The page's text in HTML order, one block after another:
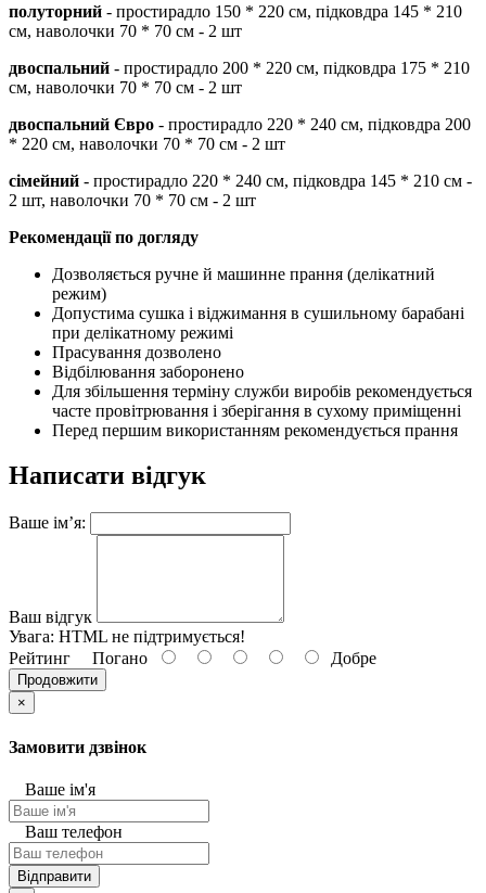
полуторний - простирадло 150 * 220 см, підковдра 145 * 210
см, наволочки 70 * 70 см - 2 шт
двоспальний - простирадло 200 * 220 см, підковдра 175 * 210
см, наволочки 70 * 70 см - 2 шт
двоспальний Євро - простирадло 220 * 240 см, підковдра 200
* 220 см, наволочки 70 * 70 см - 2 шт
сімейний - простирадло 220 * 240 см, підковдра 145 * 210 см -
2 шт, наволочки 70 * 70 см - 2 шт
Рекомендації по догляду
Дозволяється ручне й машинне прання (делікатний
режим)
Допустима сушка і віджимання в сушильному барабані
при делікатному режимі
Прасування дозволено
Відбілювання заборонено
Для збільшення терміну служби виробів рекомендується
часте провітрювання і зберігання в сухому приміщенні
Перед першим використанням рекомендується прання
Написати відгук
Ваше ім’я:
Ваш відгук
Увага: HTML не підтримується!
Рейтинг Погано Добре
Продовжити
×
Замовити дзвінок
Ваше ім'я
Ваш телефон
Відправити